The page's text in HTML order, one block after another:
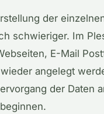
der
schwieriger. Im
E-Mail
angelegt
der Daten